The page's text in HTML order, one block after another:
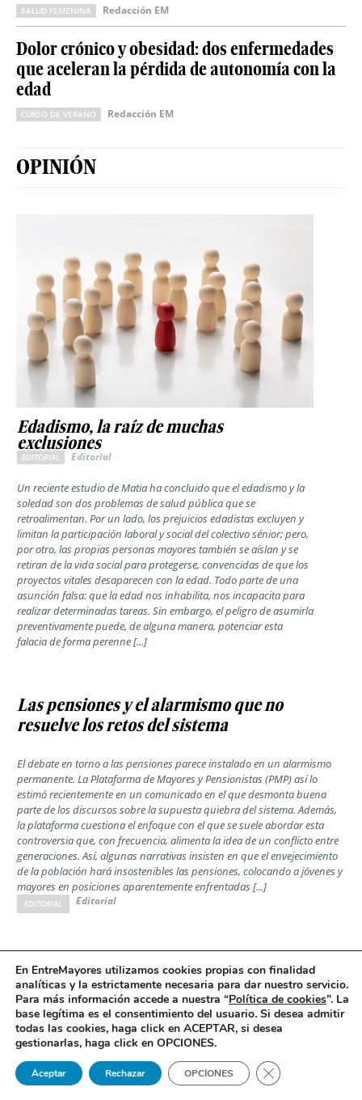
SALUD FEMENINA Redacción EM
Dolor crónico y obesidad: dos enfermedades
que aceleran la pérdida de autonomía con la
edad
CURSO DE VERANO Redacción EM
OPINIÓN
Edadismo, la raíz de muchas
exclusiones
EDITORIAL Editorial
Un reciente estudio de Matia ha concluido que el edadismo y la
soledad son dos problemas de salud pública que se
retroalimentan. Por un lado, los prejuicios edadistas excluyen y
limitan la participación laboral y social del colectivo sénior; pero,
por otro, las propias personas mayores también se aíslan y se
retiran de la vida social para protegerse, convencidas de que los
proyectos vitales desaparecen con la edad. Todo parte de una
asunción falsa: que la edad nos inhabilita, nos incapacita para
realizar determinadas tareas. Sin embargo, el peligro de asumirla
preventivamente puede, de alguna manera, potenciar esta
falacia de forma perenne [...]
Las pensiones y el alarmismo que no
resuelve los retos del sistema
El debate en torno a las pensiones parece instalado en un alarmismo
permanente. La Plataforma de Mayores y Pensionistas (PMP) así lo
estimó recientemente en un comunicado en el que desmonta buena
parte de los discursos sobre la supuesta quiebra del sistema. Además,
la plataforma cuestiona el enfoque con el que se suele abordar esta
controversia que, con frecuencia, alimenta la idea de un conflicto entre
generaciones. Así, algunas narrativas insisten en que el envejecimiento
de la población hará insostenibles las pensiones, colocando a jóvenes y
mayores en posiciones aparentemente enfrentadas [...]
EDITORIAL Editorial
Las familias ante la decisión de la Comisión
Interministerial de Precios del Medicamento
Opinión
Por Jesús Rodrigo, director ejecutivo de la Confederación Española de
Alzheimer y otras Demencias (Ceafa)
En EntreMayores utilizamos cookies propias con finalidad
analíticas y la estrictamente necesaria para dar nuestro servicio.
Para más información accede a nuestra “Política de cookies”. La
base legítima es el consentimiento del usuario. Si desea admitir
todas las cookies, haga click en ACEPTAR, si desea
gestionarlas, haga click en OPCIONES.
Aceptar Rechazar OPCIONES Cerrar el banner